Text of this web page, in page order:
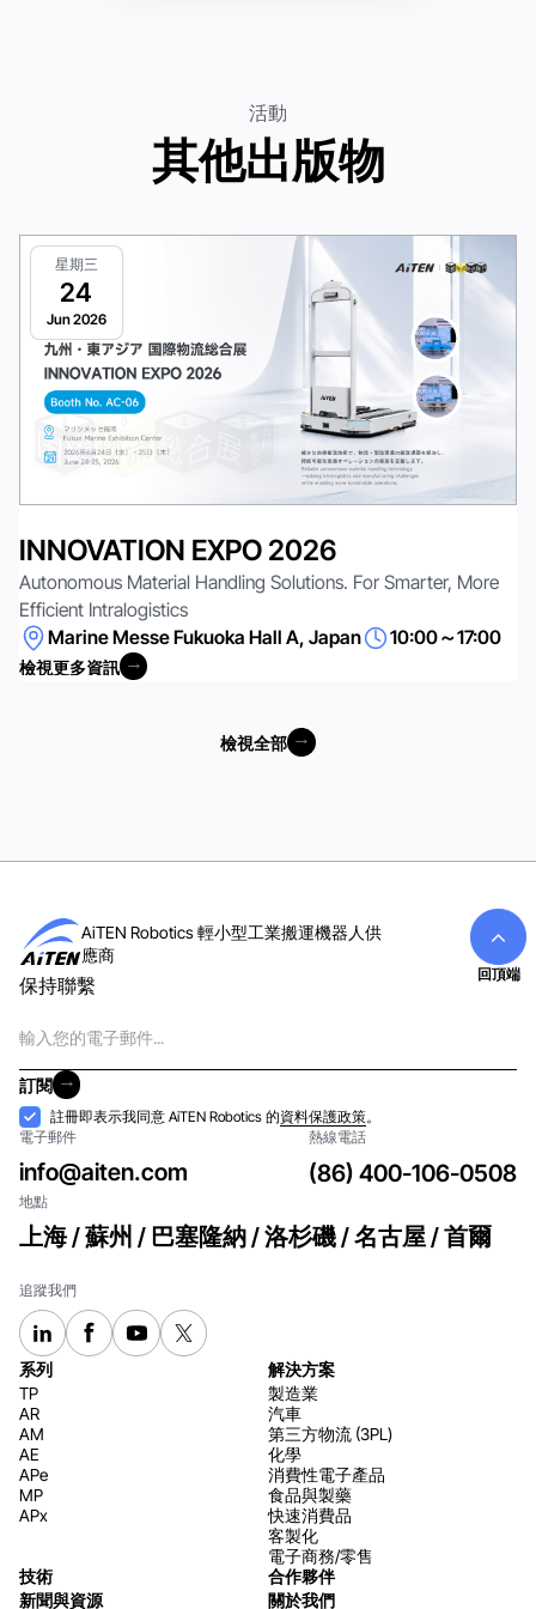
活動
其他出版物
星期三
24
Jun 2026
INNOVATION EXPO 2026
Autonomous Material Handling Solutions. For Smarter, More
Efficient Intralogistics
Marine Messe Fukuoka Hall A, Japan
10:00～17:00
檢視更多資訊
檢視全部
AiTEN Robotics 輕小型工業搬運機器人供
應商
保持聯繫
子
郵
件
訂閱
訂閱
接
納
註冊即表示我同意 AiTEN Robotics 的資料保護政策。
電子郵件
info@aiten.com
熱線電話
(86) 400-106-0508
地點
上海 / 蘇州 / 巴塞隆納 / 洛杉磯 / 名古屋 / 首爾
追蹤我們
系列
TP
AR
AM
AE
APe
MP
APx
解決方案
製造業
汽車
第三方物流 (3PL)
化學
消費性電子產品
食品與製藥
快速消費品
客製化
電子商務/零售
技術
合作夥伴
新聞與資源
關於我們
回頂端